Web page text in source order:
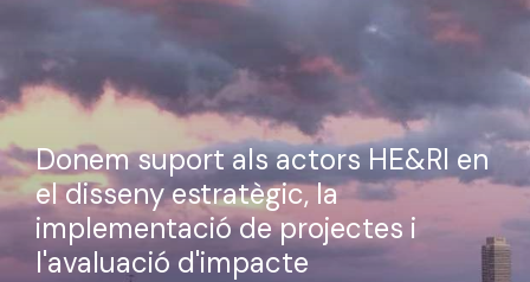
Donem suport als actors HE&RI en
el disseny estratègic, la
implementació de projectes i
l'avaluació d'impacte